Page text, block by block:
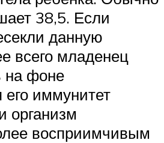
38,5. Если
данную
всего младенец
на фоне
иммунитет
организм
восприимчивым